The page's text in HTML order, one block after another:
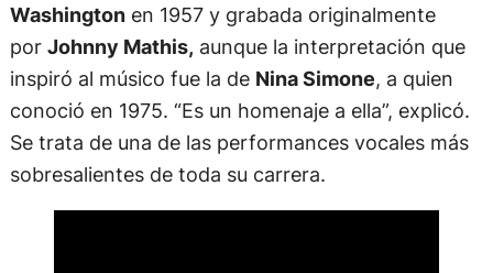
Washingtonen 1957 y grabada originalmente
por Johnny Mathis, aunque la interpretación que
inspiró al músico fue la de Nina Simone, a quien
conoció en 1975. “Es un homenaje a ella”, explicó.
Se trata de una de las performances vocales más
sobresalientes de toda su carrera.